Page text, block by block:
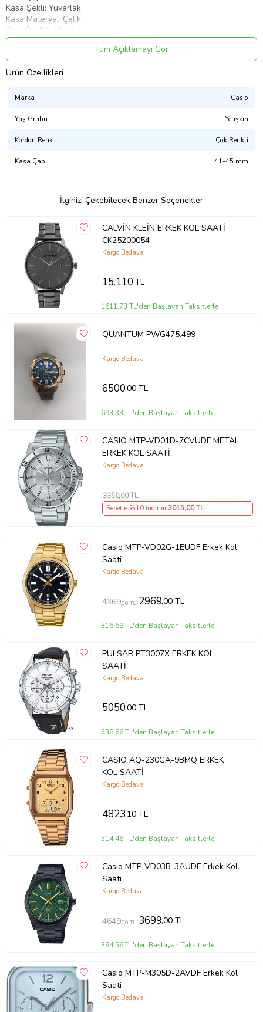
Kasa Şekli: Yuvarlak
Kasa Materyali:Çelik
Cam Özellik: Mineral
Kasa Rengi:Altın
KADRAN & KAYIŞ YAPISI
Kadran Tipi: Analog
Renk:Altın
Ürün Kodu:
Tüm Açıklamayı Gör
Ürün Özellikleri
Marka Casio
Yaş Grubu Yetişkin
Kordon Renk Çok Renkli
Kasa Çapı 41-45 mm
İlginizi Çekebilecek Benzer Seçenekler
CALVİN KLEİN ERKEK KOL SAATİ
CK25200054
Kargo Bedava
15.110TL
1611,73 TL'den Başlayan Taksitlerle
QUANTUM PWG475.499
Kargo Bedava
6500,00 TL
693,33 TL'den Başlayan Taksitlerle
CASIO MTP-VD01D-7CVUDF METAL
ERKEK KOL SAATİ
Kargo Bedava
3350,00 TL
Sepette %10 İndirim 3015,00 TL
Casio MTP-VD02G-1EUDF Erkek Kol
Saati
Kargo Bedava
4369,00 TL 2969,00 TL
316,69 TL'den Başlayan Taksitlerle
PULSAR PT3007X ERKEK KOL
SAATİ
Kargo Bedava
5050,00 TL
538,66 TL'den Başlayan Taksitlerle
CASIO AQ-230GA-9BMQ ERKEK
KOL SAATİ
Kargo Bedava
4823,10 TL
514,46 TL'den Başlayan Taksitlerle
Casio MTP-VD03B-3AUDF Erkek Kol
Saati
Kargo Bedava
4649,00 TL 3699,00 TL
394,56 TL'den Başlayan Taksitlerle
Casio MTP-M305D-2AVDF Erkek Kol
Saati
Kargo Bedava